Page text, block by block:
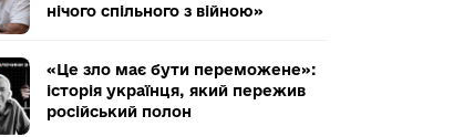
нічого спільного з війною»
«Це зло має бути переможене»:
історія українця, який пережив
російський полон